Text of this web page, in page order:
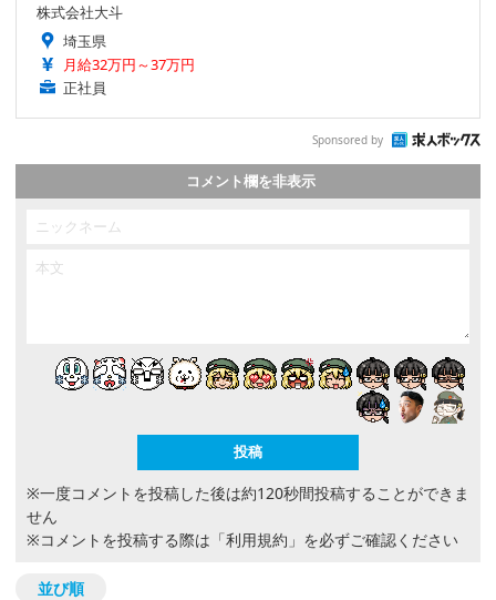
株式会社大斗
埼玉県
月給32万円～37万円
正社員
Sponsored by
コメント欄を非表示
※一度コメントを投稿した後は約120秒間投稿することができま
せん
※コメントを投稿する際は 「利用規約」 を必ずご確認ください
並び順